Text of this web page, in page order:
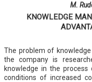
M.
KNOWLEDGE
The problem of
the company is
knowledge in the
conditions of increased